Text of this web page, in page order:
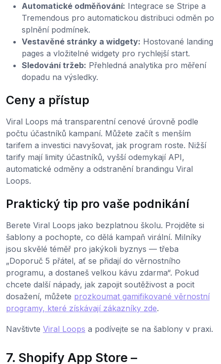
Automatické odměňování: Integrace se Stripe a
Tremendous pro automatickou distribuci odměn po
splnění podmínek.
Vestavěné stránky a widgety: Hostované landing
pages a vložitelné widgety pro rychlejší start.
Sledování tržeb: Přehledná analytika pro měření
dopadu na výsledky.
Ceny a přístup
Viral Loops má transparentní cenové úrovně podle
počtu účastníků kampaní. Můžete začít s menším
tarifem a investici navyšovat, jak program roste. Nižší
tarify mají limity účastníků, vyšší odemykají API,
automatické odměny a odstranění brandingu Viral
Loops.
Praktický tip pro vaše podnikání
Berete Viral Loops jako bezplatnou školu. Projděte si
šablony a pochopte, co dělá kampaň virální. Milníky
jsou skvělé téměř pro jakýkoli byznys — třeba
„Doporuč 5 přátel, ať se přidají do věrnostního
programu, a dostaneš velkou kávu zdarma“. Pokud
chcete další nápady, jak zapojit soutěživost a pocit
dosažení, můžete prozkoumat gamifikované věrnostní
programy, které získávají zákazníky zde.
Navštivte Viral Loops a podívejte se na šablony v praxi.
7. Shopify App Store –